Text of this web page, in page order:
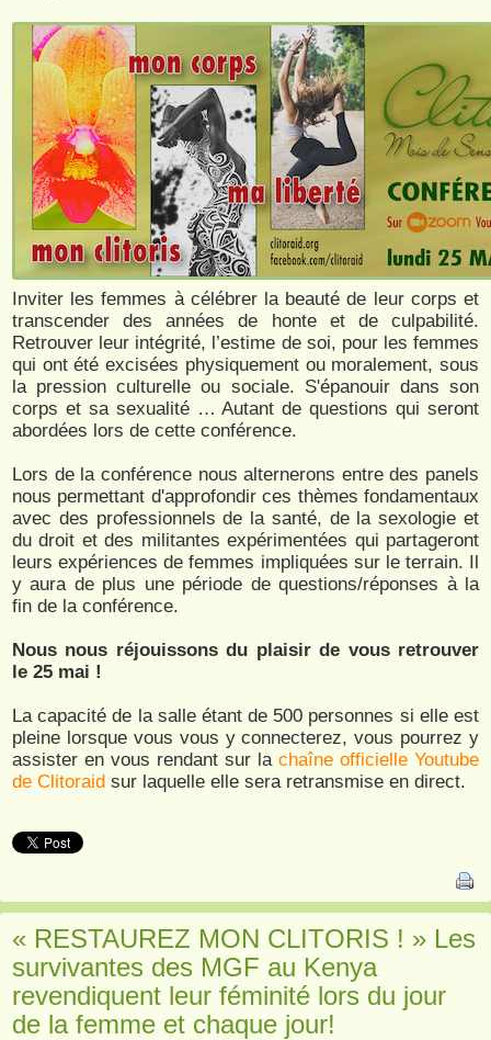
Inviter les femmes à célébrer la beauté de leur corps et
transcender des années de honte et de culpabilité.
Retrouver leur intégrité, l’estime de soi, pour les femmes
qui ont été excisées physiquement ou moralement, sous
la pression culturelle ou sociale. S'épanouir dans son
corps et sa sexualité … Autant de questions qui seront
abordées lors de cette conférence.
Lors de la conférence nous alternerons entre des panels
nous permettant d'approfondir ces thèmes fondamentaux
avec des professionnels de la santé, de la sexologie et
du droit et des militantes expérimentées qui partageront
leurs expériences de femmes impliquées sur le terrain. Il
y aura de plus une période de questions/réponses à la
fin de la conférence.
Nous nous réjouissons du plaisir de vous retrouver
le 25 mai !
La capacité de la salle étant de 500 personnes si elle est
pleine lorsque vous vous y connecterez, vous pourrez y
assister en vous rendant sur la chaîne officielle Youtube
de Clitoraid sur laquelle elle sera retransmise en direct.
« RESTAUREZ MON CLITORIS ! » Les
survivantes des MGF au Kenya
revendiquent leur féminité lors du jour
de la femme et chaque jour!